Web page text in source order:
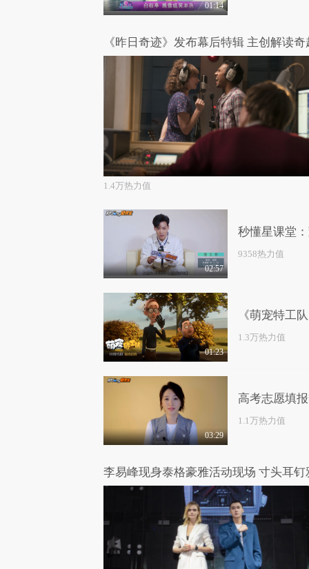
01:14
1.4万热力值
02:57
秒懂星课堂
9358热力值
01:23
《萌宠特工
1.3万热力值
03:29
高考志愿填
1.1万热力值